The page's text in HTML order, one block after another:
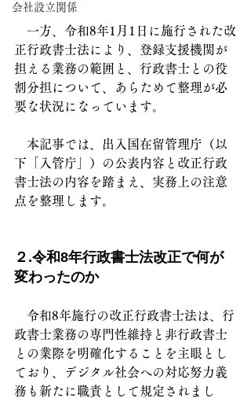
会社設立関係
一方、令和8年1月1日に施行された改
正行政書士法により、登録支援機関が
担える業務の範囲と、行政書士との役
割分担について、あらためて整理が必
要な状況になっています。
本記事では、出入国在留管理庁（以
下「入管庁」）の公表内容と改正行政
書士法の内容を踏まえ、実務上の注意
点を整理します。
２.令和8年行政書士法改正で何が
変わったのか
令和8年施行の改正行政書士法は、行
政書士業務の専門性維持と非行政書士
との業際を明確化することを主眼とし
ており、デジタル社会への対応努力義
務も新たに職責として規定されまし